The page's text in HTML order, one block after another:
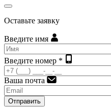
Оставьте заявку
Введите имя
Введите номер *
Ваша почта
Отправить